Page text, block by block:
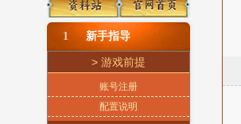
1 新手指导
> 游戏前提
账号注册
配置说明